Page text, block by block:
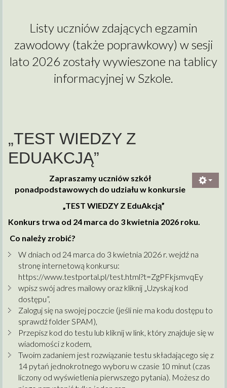
Listy uczniów zdających egzamin
zawodowy (także poprawkowy) w sesji
lato 2026 zostały wywieszone na tablicy
informacyjnej w Szkole.
„TEST WIEDZY Z
EDUAKCJĄ”
Zapraszamy uczniów szkół
ponadpodstawowych do udziału w konkursie
„TEST WIEDZY Z EduAkcją”
Konkurs trwa od 24 marca do 3 kwietnia 2026 roku.
Co należy zrobić?
W dniach od 24 marca do 3 kwietnia 2026 r. wejdź na
stronę internetową konkursu:
https://www.testportal.pl/test.html?t=ZgPFkjsmvqEy
wpisz swój adres mailowy oraz kliknij „Uzyskaj kod
dostępu”,
Zaloguj się na swojej poczcie (jeśli nie ma kodu dostępu to
sprawdź folder SPAM),
Przepisz kod do testu lub kliknij w link, który znajduje się w
wiadomości z kodem,
Twoim zadaniem jest rozwiązanie testu składającego się z
14 pytań jednokrotnego wyboru w czasie 10 minut (czas
liczony od wyświetlenia pierwszego pytania). Możesz do